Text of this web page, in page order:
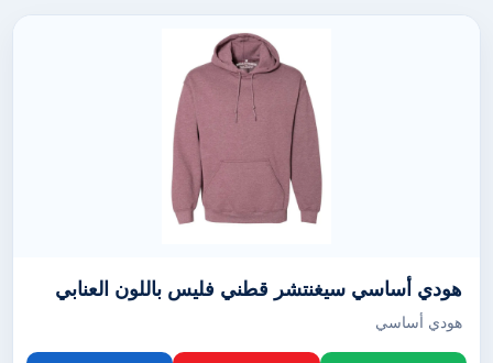
هودي أساسي سيغنتشر قطني فليس باللون العنابي
هودي أساسي